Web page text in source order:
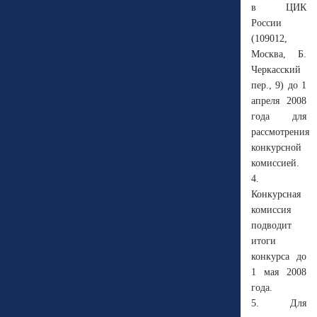
в ЦИК
России
(109012,
Москва, Б.
Черкасский
пер., 9) до 1
апреля 2008
года для
рассмотрения
конкурсной
комиссией.
4.
Конкурсная
комиссия
подводит
итоги
конкурса до
1 мая 2008
года.
5. Для